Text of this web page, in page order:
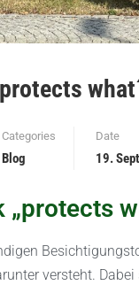
Categories
Blog
Date
19.
„protects
versteht.